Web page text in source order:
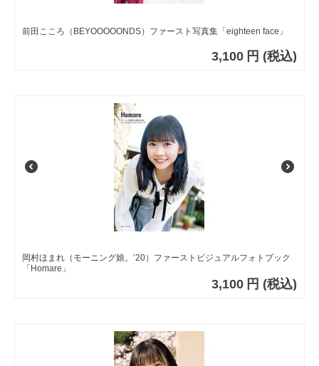
前田こころ（BEYOOOOONDS）ファースト写真集「eighteen face」
3,100 円 (税込)
岡村ほまれ（モーニング娘。’20）ファーストビジュアルフォトブック
「Homare」
3,100 円 (税込)